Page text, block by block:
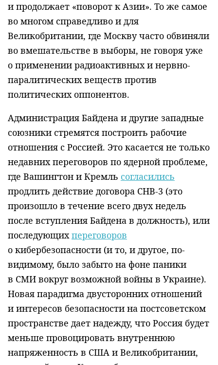
и продолжает «поворот к Азии». То же самое
во многом справедливо и для
Великобритании, где Москву часто обвиняли
во вмешательстве в выборы, не говоря уже
о применении радиоактивных и нервно-
паралитических веществ против
политических оппонентов.
Администрация Байдена и другие западные
союзники стремятся построить рабочие
отношения с Россией. Это касается не только
недавних переговоров по ядерной проблеме,
где Вашингтон и Кремль согласились
продлить действие договора СНВ-3 (это
произошло в течение всего двух недель
после вступления Байдена в должность), или
последующихпереговоров
о кибербезопасности (и то, и другое, по-
видимому, было забыто на фоне паники
в СМИ вокруг возможной войны в Украине).
Новая парадигма двусторонних отношений
и интересов безопасности на постсоветском
пространстве дает надежду, что Россия будет
меньше провоцировать внутреннюю
напряженность в США и Великобритании,